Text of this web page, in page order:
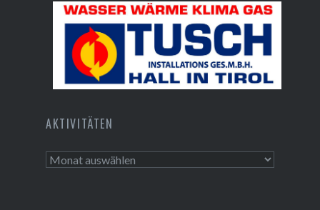
Bundesdenkmalamt
AKTIVITÄTEN
Aktivitäten